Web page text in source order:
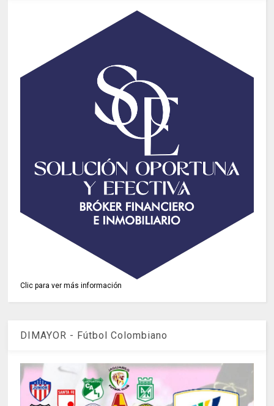
Clic para ver más información
DIMAYOR - Fútbol Colombiano